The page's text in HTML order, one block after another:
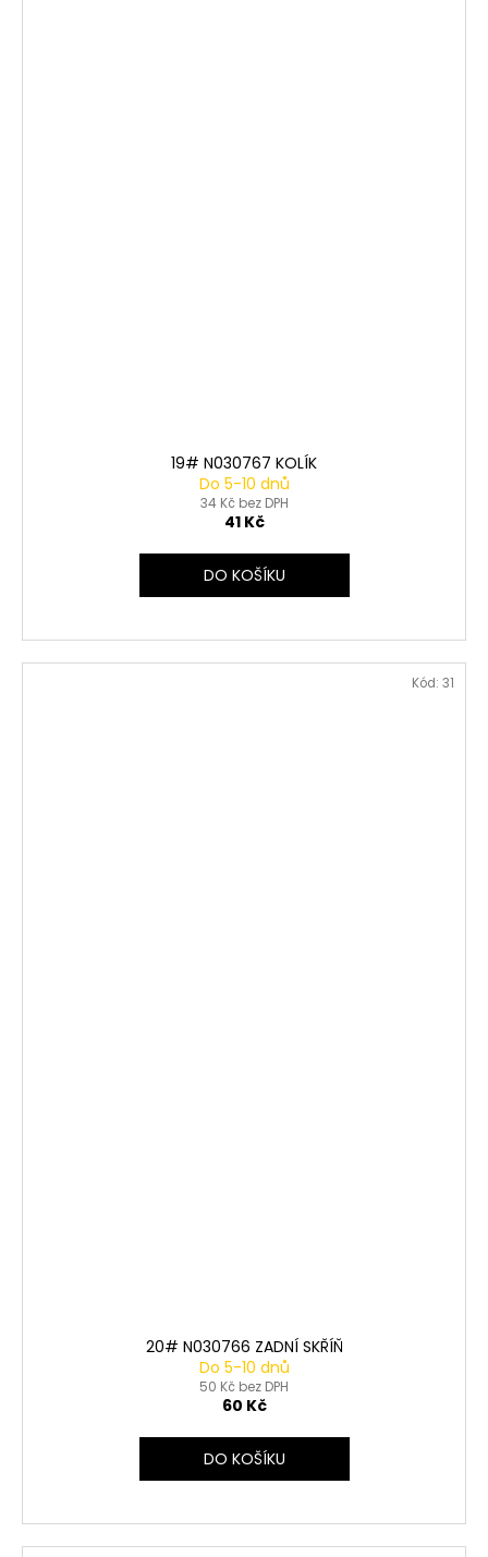
19# N030767 KOLÍK
Do 5-10 dnů
34 Kč bez DPH
41 Kč
DO KOŠÍKU
20# N030766 ZADNÍ SKŘÍŇ
Do 5-10 dnů
50 Kč bez DPH
60 Kč
DO KOŠÍKU
Kód: 31